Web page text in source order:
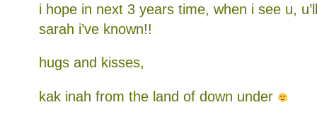
i hope in next 3 years time, when i see u,
sarah i’ve known!!
hugs and kisses,
kak inah from the land of down under